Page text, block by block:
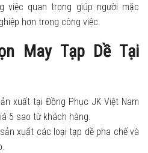
việc quan trọng giúp người mặc
hơn trong công việc.
May Tạp Dề Tại
xuất tại Đồng Phục JK Việt Nam
5 sao từ khách hàng.
xuất các loại tạp dề pha chế và